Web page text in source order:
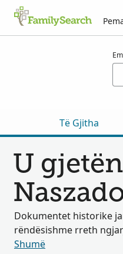
Të Gjitha
U
Dokumentet historike
rëndësishme rreth
Shumë